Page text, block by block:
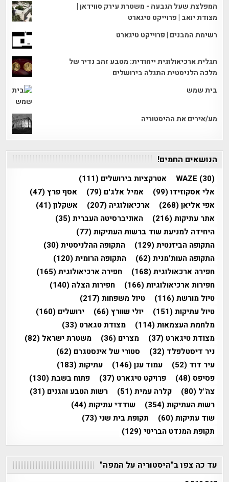
המפלצת שעל הגבעה - משטרת עירק סווידאן |
מצודת יואב | פרוייקט טיגארט
רשימת המבנים | פרוייקט טיגארט
תגלית ארכיאולוגית ייחודית: מטבע זהב נדיר של
מלכה הלניסטית התגלה בירושלים
בית שמש
מע/אירים את ההיסטוריה
הנושאים החמים!
WAZE (30) אטרקציות בירושלים (111)
אלי אסקוזידו(99) אמיל אלג'ם (79) אסף פרץ(47)
אפי אליאן(268) ארכיאולוגיה (207) אשקלון(41)
אתר עתיקות(216) האוניברסיטה העברית(35)
היחידה למניעת שוד ברשות העתיקות(77)
התקופה הביזנטית(129) התקופה ההלניסטית(30)
התקופה העות'מנית(62) התקופה הרומית(120)
חפירה ארכאולוגית(168) חפירה ארכיאולוגית(165)
חפירות ארכיאולוגיות(166) חפירות הצלה (140)
טיול מורשת(116) טיול משפחות(217)
טיול עתיקות(151) יולי שוורץ(66) ירושלים (160)
מלחמת העצמאות(114) מצודת טגארט (33)
מצודת טיגארט (37) מצרים (36) משטרת ישראל (82)
ניר דיסטלפלד (32) סטורי של אינסטגרם (62)
עיר דוד (52) עמוד ענן(146) עתיקות(183)
פסיפס(48) פרויקט טיגארט (37) פתוח בשבת(130)
צה"ל (80) קלרה עמית(51) רשות הטבע והגנים (31)
רשות העתיקות(354) שודדי עתיקות(44)
שוד עתיקות(60) תקופת בית שני(73)
תקופת המנדט הבריטי(129)
עד כה צפו ב"היסטוריה על המפה"